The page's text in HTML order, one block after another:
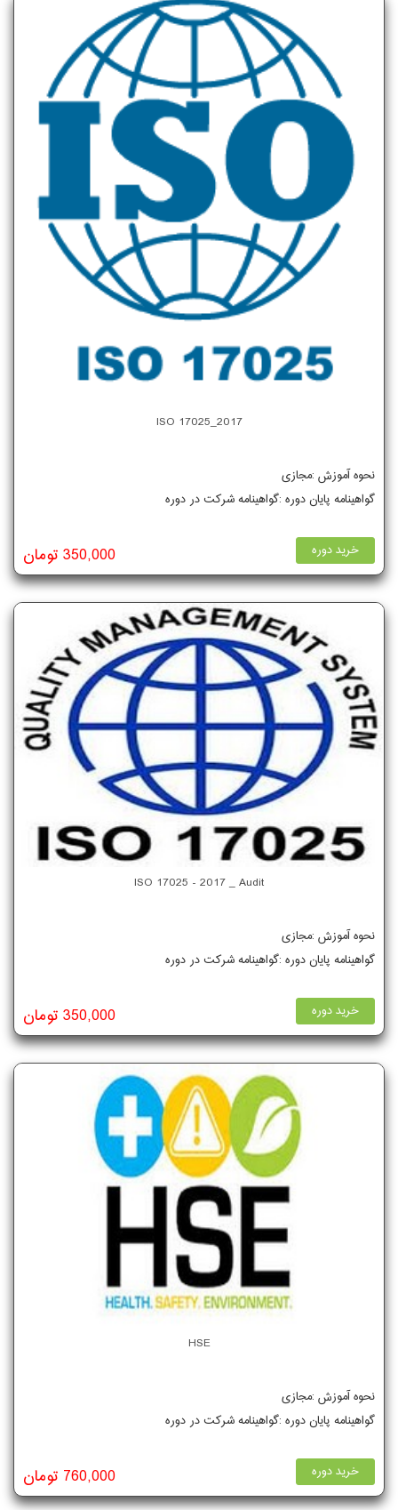
ISO 17025_2017
نحوه آموزش :مجازی
گواهینامه پایان دوره :گواهینامه شرکت در دوره
خرید دوره 350,000 تومان
ISO 17025 - 2017 _ Audit
نحوه آموزش :مجازی
گواهینامه پایان دوره :گواهینامه شرکت در دوره
خرید دوره 350,000 تومان
HSE
نحوه آموزش :مجازی
گواهینامه پایان دوره :گواهینامه شرکت در دوره
خرید دوره 760,000 تومان